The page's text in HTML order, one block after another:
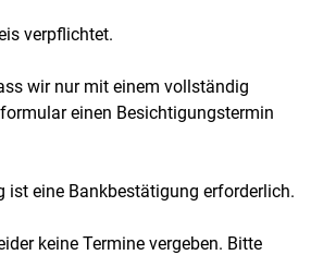
verpflichtet.
wir nur mit einem vollständig
einen Besichtigungstermin
ist eine Bankbestätigung erforderlich.
keine Termine vergeben. Bitte